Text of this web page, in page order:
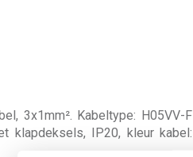
3x1mm². Kabeltype: H05VV-F
klapdeksels, IP20, kleur kabel: